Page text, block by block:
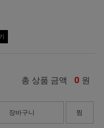
총 상품 금액 0 원
장바구니 찜